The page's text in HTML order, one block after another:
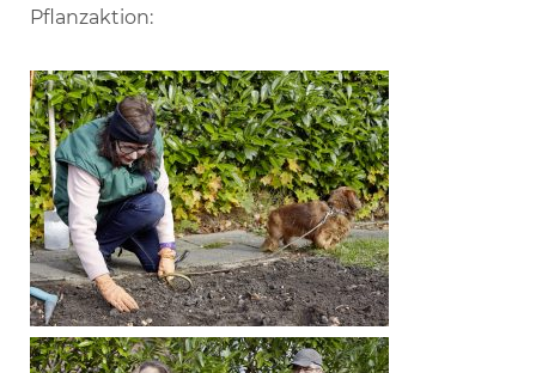
Pflanzaktion: